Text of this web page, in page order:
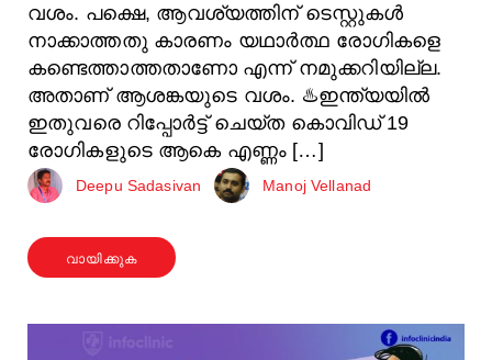
വശം. പക്ഷെ, ആവശ്യത്തിന് ടെസ്റ്റുകൾ
നാക്കാത്തതു കാരണം യഥാർത്ഥ രോഗികളെ
കണ്ടെത്താത്തതാണോ എന്ന് നമുക്കറിയില്ല.
അതാണ് ആശങ്കയുടെ വശം. ♨️ഇന്ത്യയിൽ
ഇതുവരെ റിപ്പോർട്ട് ചെയ്ത കൊവിഡ് 19
രോഗികളുടെ ആകെ എണ്ണം […]
Deepu Sadasivan Manoj Vellanad
വായിക്കുക